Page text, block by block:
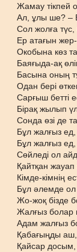
Жамау тікпей
Ал, ұлы ше? –
Сол жолға түс,
Ер атағын
Окобына көз
Баяғыда-ақ
Басына оның
Одан бері
Сарғыш бетті
Бірақ жылып
Сонда өзі де
Бұл жалғыз
Бұл жалғыз
Сөйледі ол
Қайтқан жауап
Кімде-кімнің
Бұл әлемде
Жо-жоқ бізде
Жалғыз болар
Адам жалғыз
Қабағыңды аш,
Қайсар досым,